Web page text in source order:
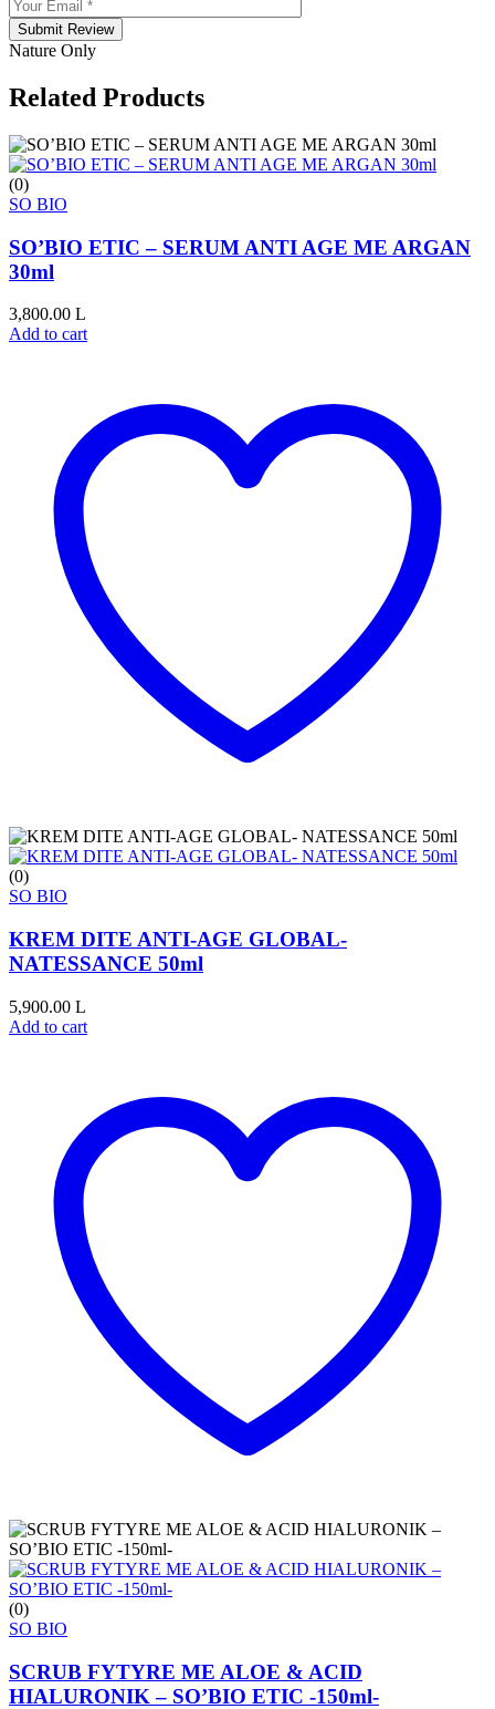
Submit Review
Nature Only
Related Products
(0)
SO BIO
SO’BIO ETIC – SERUM ANTI AGE ME ARGAN
30ml
3,800.00 L
Add to cart
(0)
SO BIO
KREM DITE ANTI-AGE GLOBAL-
NATESSANCE 50ml
5,900.00 L
Add to cart
(0)
SO BIO
SCRUB FYTYRE ME ALOE & ACID
HIALURONIK – SO’BIO ETIC -150ml-